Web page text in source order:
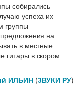
собирались
успеха их
группы
на
в местные
гитары в скором
ИЛЬИН (ЗВУКИ РУ)